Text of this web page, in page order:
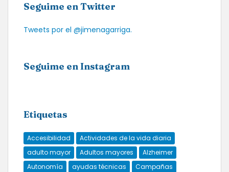
Seguime en Twitter
Tweets por el @jimenagarriga.
Seguime en Instagram
Etiquetas
Accesibilidad
Actividades de la vida diaria
adulto mayor
Adultos mayores
Alzheimer
Autonomía
ayudas técnicas
Campañas